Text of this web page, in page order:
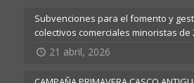
Subvenciones para el fomento y
colectivos comerciales minoristas de
21 abril, 2026